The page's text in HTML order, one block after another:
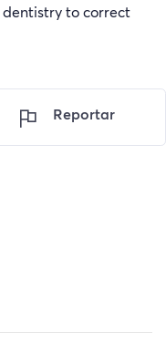
dentistry to correct
Reportar